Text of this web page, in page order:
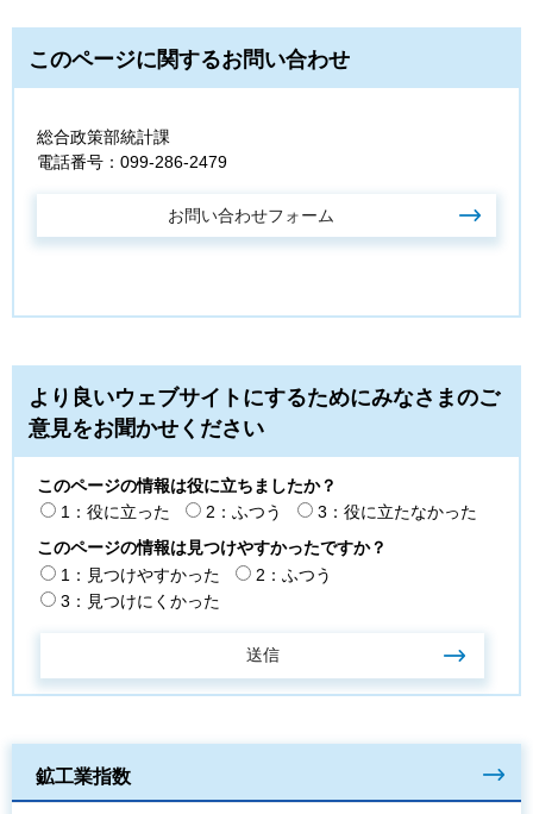
このページに関するお問い合わせ
総合政策部統計課
電話番号：099-286-2479
より良いウェブサイトにするためにみなさまのご
意見をお聞かせください
このページの情報は役に立ちましたか？
1：役に立った
2：ふつう
3：役に立たなかった
このページの情報は見つけやすかったですか？
1：見つけやすかった
2：ふつう
3：見つけにくかった
鉱工業指数